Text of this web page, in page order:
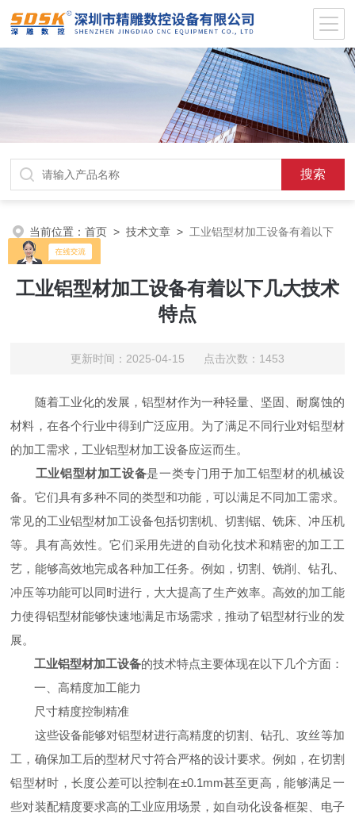
当前位置：首页 >技术文章 > 工业铝型材加工设备有着以下
几大技术特点
工业铝型材加工设备有着以下几大技术
特点
更新时间：2025-04-15 点击次数：1453
随着工业化的发展，铝型材作为一种轻量、坚固、耐腐蚀的
材料，在各个行业中得到广泛应用。为了满足不同行业对铝型材
的加工需求，工业铝型材加工设备应运而生。
工业铝型材加工设备是一类专门用于加工铝型材的机械设
备。它们具有多种不同的类型和功能，可以满足不同加工需求。
常见的工业铝型材加工设备包括切割机、切割锯、铣床、冲压机
等。具有高效性。它们采用先进的自动化技术和精密的加工工
艺，能够高效地完成各种加工任务。例如，切割、铣削、钻孔、
冲压等功能可以同时进行，大大提高了生产效率。高效的加工能
力使得铝型材能够快速地满足市场需求，推动了铝型材行业的发
展。
工业铝型材加工设备的技术特点主要体现在以下几个方面：
一、高精度加工能力
尺寸精度控制精准
这些设备能够对铝型材进行高精度的切割、钻孔、攻丝等加
工，确保加工后的型材尺寸符合严格的设计要求。例如，在切割
铝型材时，长度公差可以控制在±0.1mm甚至更高，能够满足一
些对装配精度要求高的工业应用场景，如自动化设备框架、电子